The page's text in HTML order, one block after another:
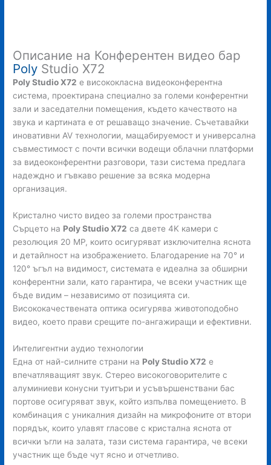
Описание на Конферентен видео бар
Poly Studio X72
Poly Studio X72 е висококласна видеоконферентна
система, проектирана специално за големи конферентни
зали и заседателни помещения, където качеството на
звука и картината е от решаващо значение. Съчетавайки
иновативни AV технологии, мащабируемост и универсална
съвместимост с почти всички водещи облачни платформи
за видеоконферентни разговори, тази система предлага
надеждно и гъвкаво решение за всяка модерна
организация.
Кристално чисто видео за големи пространства
Сърцето на Poly Studio X72 са двете 4K камери с
резолюция 20 MP, които осигуряват изключителна яснота
и детайлност на изображението. Благодарение на 70° и
120° ъгъл на видимост, системата е идеална за обширни
конферентни зали, като гарантира, че всеки участник ще
бъде видим – независимо от позицията си.
Висококачествената оптика осигурява животоподобно
видео, което прави срещите по-ангажиращи и ефективни.
Интелигентни аудио технологии
Една от най-силните страни на Poly Studio X72 е
впечатляващият звук. Стерео високоговорителите с
алуминиеви конусни туитъри и усъвършенствани бас
портове осигуряват звук, който изпълва помещението. В
комбинация с уникалния дизайн на микрофоните от втори
порядък, които улавят гласове с кристална яснота от
всички ъгли на залата, тази система гарантира, че всеки
участник ще бъде чут ясно и отчетливо.